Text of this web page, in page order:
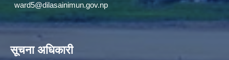
ward5@dilasainimun.gov.np
सूचना अधिकारी